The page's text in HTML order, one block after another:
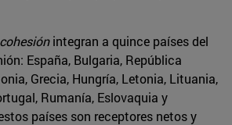
integran a quince países del
España, Bulgaria, República
Grecia, Hungría, Letonia, Lituania,
Rumanía, Eslovaquia y
países son receptores netos y